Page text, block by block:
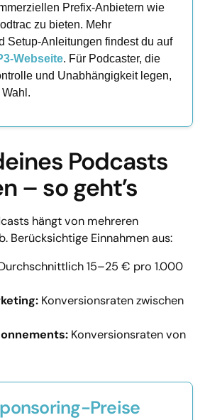
Prefix-Anbietern wie
zu bieten. Mehr
Setup-Anleitungen findest du auf
Webseite. Für Podcaster, die
und Unabhängigkeit legen,
Podcasts
– so geht’s
hängt von mehreren
Berücksichtige Einnahmen aus:
15–25 € pro 1.000
Konversionsraten zwischen
Konversionsraten von
Preise